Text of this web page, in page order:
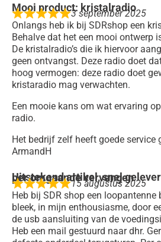
Mooi product: kristalradio
3 september 2025
Onlangs heb ik bij SDRshop een
Behalve dat het een mooi ontwerp
De kristalradio’s die ik hiervoor
geen ontvangst. Deze radio doet
hoog vermogen: deze radio doet
kristaradio mag verwachten.
Een mooie kans om wat ervaring
radio.
Het bedrijf zelf heeft goede service
ArmandH
Uitstekend artikel, snel geleverd, defect onderdeel per omgaande vervangen
15 augustus 2025
Heb bij SDR shop een
bleek, in mijn enthousiasme, door
de usb aansluiting van de
Heb een mail gestuurd naar dhr.